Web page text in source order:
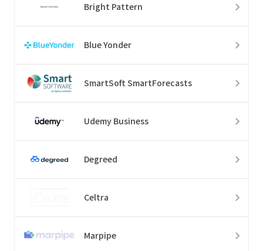
Bright Pattern
Blue Yonder
SmartSoft SmartForecasts
Udemy Business
Degreed
Celtra
Marpipe